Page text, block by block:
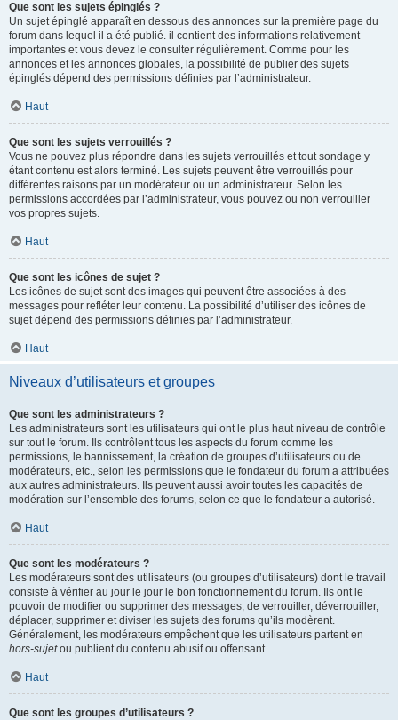
Que sont les sujets épinglés ?
Un sujet épinglé apparaît en dessous des annonces sur la première page du
forum dans lequel il a été publié. il contient des informations relativement
importantes et vous devez le consulter régulièrement. Comme pour les
annonces et les annonces globales, la possibilité de publier des sujets
épinglés dépend des permissions définies par l’administrateur.
Haut
Que sont les sujets verrouillés ?
Vous ne pouvez plus répondre dans les sujets verrouillés et tout sondage y
étant contenu est alors terminé. Les sujets peuvent être verrouillés pour
différentes raisons par un modérateur ou un administrateur. Selon les
permissions accordées par l’administrateur, vous pouvez ou non verrouiller
vos propres sujets.
Haut
Que sont les icônes de sujet ?
Les icônes de sujet sont des images qui peuvent être associées à des
messages pour refléter leur contenu. La possibilité d’utiliser des icônes de
sujet dépend des permissions définies par l’administrateur.
Haut
Niveaux d’utilisateurs et groupes
Que sont les administrateurs ?
Les administrateurs sont les utilisateurs qui ont le plus haut niveau de contrôle
sur tout le forum. Ils contrôlent tous les aspects du forum comme les
permissions, le bannissement, la création de groupes d’utilisateurs ou de
modérateurs, etc., selon les permissions que le fondateur du forum a attribuées
aux autres administrateurs. Ils peuvent aussi avoir toutes les capacités de
modération sur l’ensemble des forums, selon ce que le fondateur a autorisé.
Haut
Que sont les modérateurs ?
Les modérateurs sont des utilisateurs (ou groupes d’utilisateurs) dont le travail
consiste à vérifier au jour le jour le bon fonctionnement du forum. Ils ont le
pouvoir de modifier ou supprimer des messages, de verrouiller, déverrouiller,
déplacer, supprimer et diviser les sujets des forums qu’ils modèrent.
Généralement, les modérateurs empêchent que les utilisateurs partent en
hors-sujetou publient du contenu abusif ou offensant.
Haut
Que sont les groupes d’utilisateurs ?